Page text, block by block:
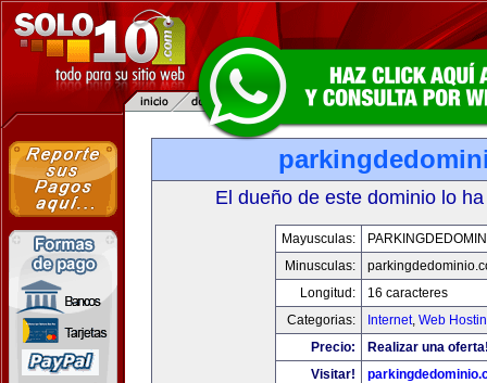
El dueño de este dominio lo
Mayusculas:
Minusculas:
Longitud:
16 caracteres
Categorias:
Internet, Web
Precio:
Realizar una
Visitar!